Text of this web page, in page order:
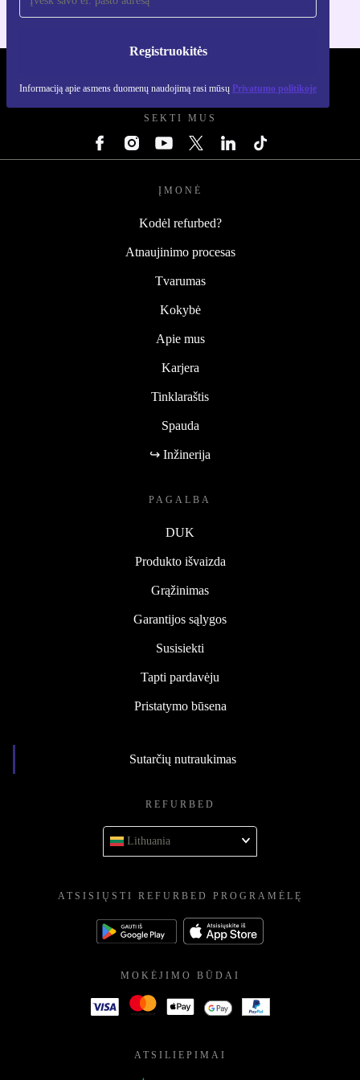
Registruokitės
Informaciją apie asmens duomenų naudojimą rasi mūsų Privatumo politikoje
SEKTI MUS
ĮMONĖ
Kodėl refurbed?
Atnaujinimo procesas
Tvarumas
Kokybė
Apie mus
Karjera
Tinklaraštis
Spauda
↪ Inžinerija
PAGALBA
DUK
Produkto išvaizda
Grąžinimas
Garantijos sąlygos
Susisiekti
Tapti pardavėju
Pristatymo būsena
Sutarčių nutraukimas
REFURBED
Lithuania
ATSISIŲSTI REFURBED PROGRAMĖLĘ
MOKĖJIMO BŪDAI
ATSILIEPIMAI